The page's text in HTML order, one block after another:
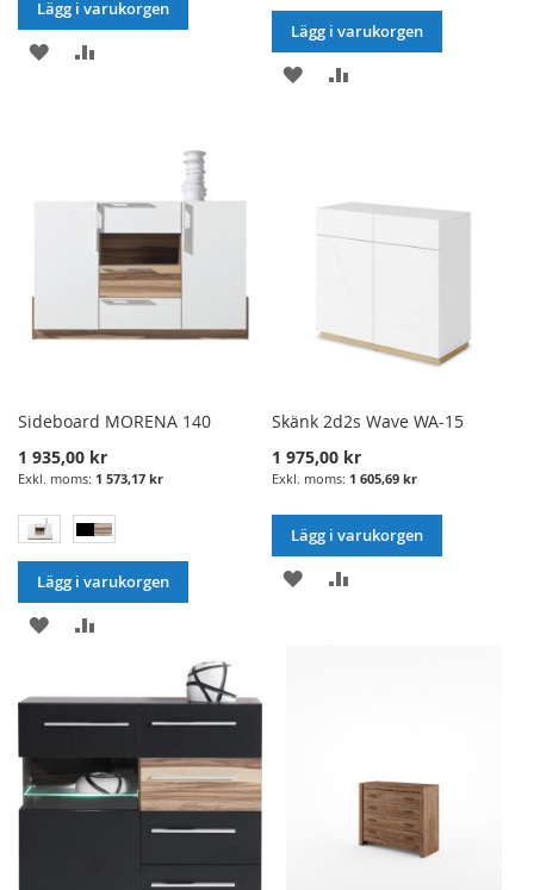
Lägg i varukorgen
LÄGG
Lägg i varukorgen
LÄGG
Sideboard MORENA 140
1 935,00 kr
1 573,17 kr
Lägg i varukorgen
LÄGG
ÖNSKELISTA
JÄMFÖRELSE
Skänk 2d2s Wave WA-15
1 975,00 kr
1 605,69 kr
Lägg i varukorgen
LÄGG